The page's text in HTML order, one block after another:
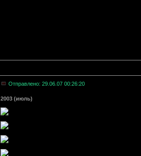
Отправлено: 29.06.07 00:26:20
2003 (июль)